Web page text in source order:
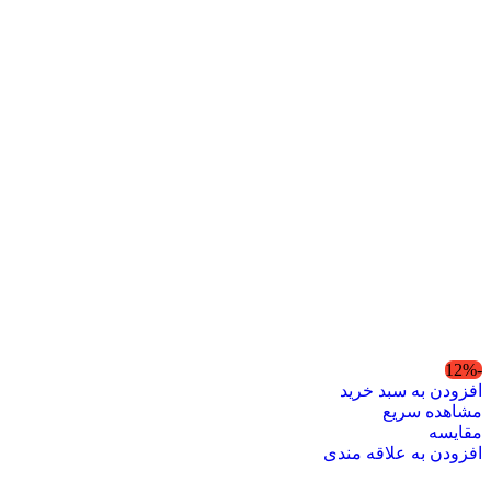
-12%
افزودن به سبد خرید
مشاهده سریع
مقایسه
افزودن به علاقه مندی